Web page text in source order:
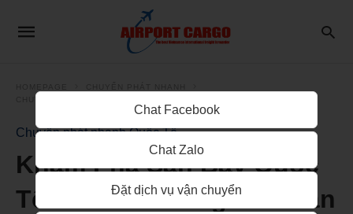
Chuyển phát nhanh Quốc Tế
Khám Phá Sân Bay Quốc
Tế Gimhae: Cổng Vào Hàn
Chat Facebook
Chat Zalo
Đặt dịch vụ vận chuyển